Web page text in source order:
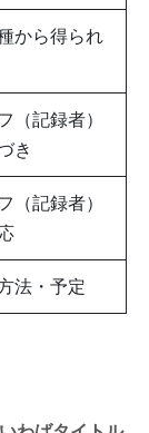
から得られ
（記録者）
き
（記録者）
法・予定